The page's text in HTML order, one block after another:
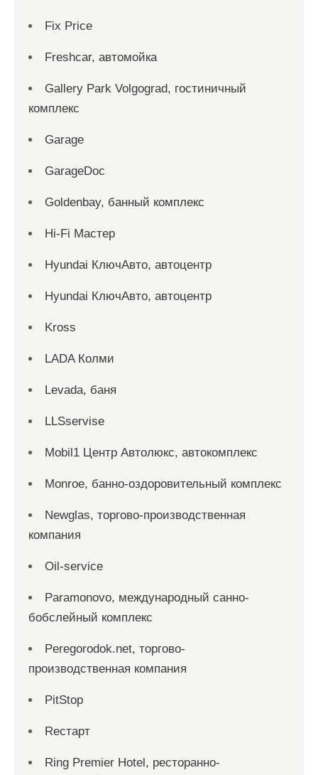
Fix Price
Freshcar, автомойка
Gallery Park Volgograd, гостиничный
комплекс
Garage
GarageDoc
Goldenbay, банный комплекс
Hi-Fi Мастер
Hyundai КлючАвто, автоцентр
Hyundai КлючАвто, автоцентр
Kross
LADA Колми
Levada, баня
LLSservise
Mobil1 Центр Автолюкс, автокомплекс
Monroe, банно-оздоровительный комплекс
Newglas, торгово-производственная
компания
Oil-service
Paramonovo, международный санно-
бобслейный комплекс
Peregorodok.net, торгово-
производственная компания
PitStop
Reстарт
Ring Premier Hotel, ресторанно-